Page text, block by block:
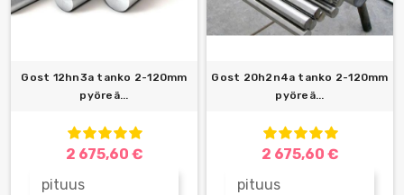
Gost 12hn3a tanko 2-120mm
pyöreä...
2 675,60 €
pituus
Gost 20h2n4a tanko 2-120mm
pyöreä...
2 675,60 €
pituus